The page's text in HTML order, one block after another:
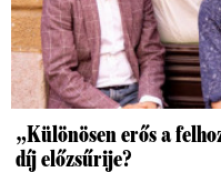
„Különösen erős a
díj előzsűrije?